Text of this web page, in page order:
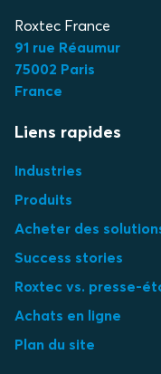
Roxtec France
91 rue Réaumur
75002 Paris
France
Liens rapides
Industries
Produits
Acheter des
Success stories
Roxtec vs. presse-
Achats en ligne
Plan du site